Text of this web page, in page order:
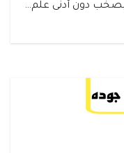
بصخب دون أدنى علم…